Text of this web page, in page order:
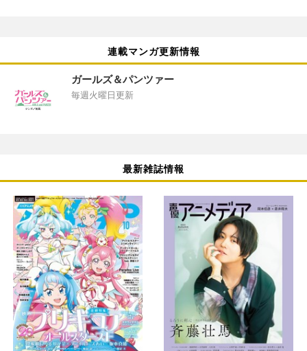
連載マンガ更新情報
ガールズ＆パンツァー
毎週火曜日更新
最新雑誌情報